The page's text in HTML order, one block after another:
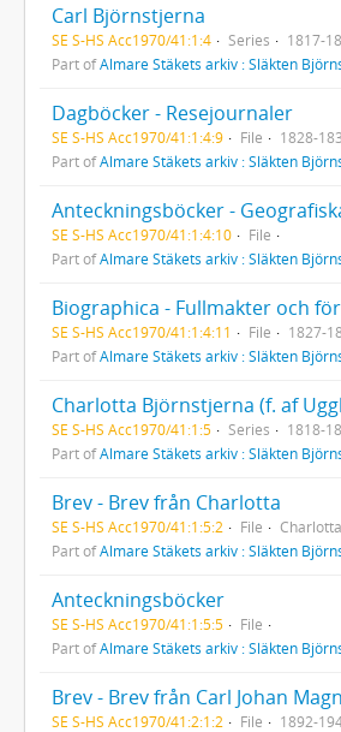
Carl Björnstjerna
SE S-HS Acc1970/41:1:4 Series
1817-
Part ofAlmare Stäkets arkiv : Släkten
Dagböcker - Resejournaler
SE S-HS Acc1970/41:1:4:9 File
1828-
Part ofAlmare Stäkets arkiv : Släkten
SE S-HS Acc1970/41:1:4:10
File
Part ofAlmare Stäkets arkiv : Släkten
Biographica - Fullmakter och
SE S-HS Acc1970/41:1:4:11 File
1827-
Part ofAlmare Stäkets arkiv : Släkten
Charlotta Björnstjerna (f. af
SE S-HS Acc1970/41:1:5 Series
1818-
Part ofAlmare Stäkets arkiv : Släkten
Brev - Brev från Charlotta
SE S-HS Acc1970/41:1:5:2 File
Part ofAlmare Stäkets arkiv : Släkten
Anteckningsböcker
SE S-HS Acc1970/41:1:5:5
File
Part ofAlmare Stäkets arkiv : Släkten
SE S-HS Acc1970/41:2:1:2 File
1892-